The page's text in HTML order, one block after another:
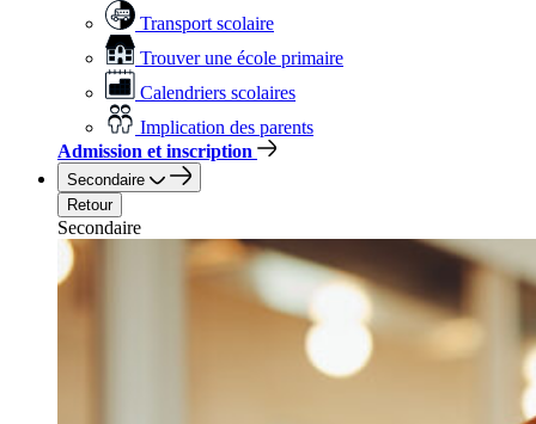
Transport scolaire
Trouver une école primaire
Calendriers scolaires
Implication des parents
Admission et inscription
Secondaire
Retour
Secondaire